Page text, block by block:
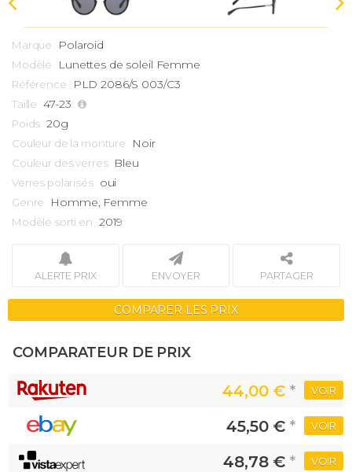
Marque Polaroid
Modèle Lunettes de soleil Femme
Référence PLD 2086/S 003/C3
Taille 47-23
Poids 20g
Couleur de la monture Noir
Couleur des verres Bleu
Verres polarisés oui
Genre Homme, Femme
Modèle sorti en 2019
ALERTE PRIX ENVOYER PARTAGER
COMPARER LES PRIX
COMPARATEUR DE PRIX
44,00 € * VOIR
45,50 € * VOIR
48,78 € * VOIR